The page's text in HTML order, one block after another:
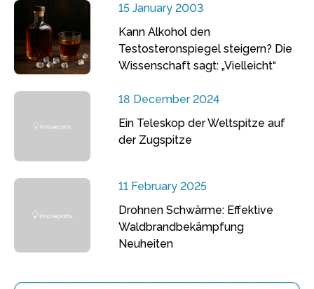
15 January 2003
Kann Alkohol den
Testosteronspiegel steigern? Die
Wissenschaft sagt: „Vielleicht“
18 December 2024
Ein Teleskop der Weltspitze auf
der Zugspitze
11 February 2025
Drohnen Schwärme: Effektive
Waldbrandbekämpfung
Neuheiten